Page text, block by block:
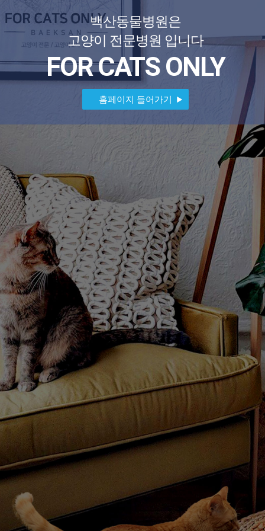
백산동물병원은
고양이 전문병원 입니다
FOR CATS ONLY
홈페이지 들어가기